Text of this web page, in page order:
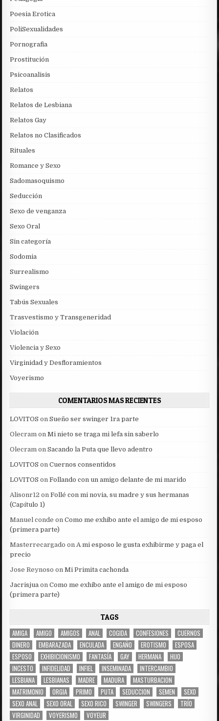
Poesia Erotica
PoliSexualidades
Pornografia
Prostitución
Psicoanalisis
Relatos
Relatos de Lesbiana
Relatos Gay
Relatos no Clasificados
Rituales
Romance y Sexo
Sadomasoquismo
Seducción
Sexo de venganza
Sexo Oral
Sin categoría
Sodomia
Surrealismo
Swingers
Tabús Sexuales
Trasvestismo y Transgeneridad
Violación
Violencia y Sexo
Virginidad y Desfloramientos
Voyerismo
COMENTARIOS MAS RECIENTES
LOVITOS onSueño ser swinger 1ra parte
Olecram onMi nieto se traga mi lefa sin saberlo
Olecram onSacando la Puta que llevo adentro
LOVITOS onCuernos consentidos
LOVITOS onFollando con un amigo delante de mi marido
Alisonr12 onFollé con mi novia, su madre y sus hermanas
(Capítulo 1)
Manuel conde onComo me exhibo ante el amigo de mi esposo
(primera parte)
Masterrecargado onA mi esposo le gusta exhibirme y paga el
precio
Jose Reynoso onMi Primita cachonda
Jacrisjua onComo me exhibo ante el amigo de mi esposo
(primera parte)
TAGS
AMIGA AMIGO AMIGOS ANAL COGIDA CONFESIONES
CUERNOS
DINERO
EMBARAZADA ENCULADA ENGAÑO EROTISMO
ESPOSA
ESPOSO
EXHIBICIONISMO FANTASÍA GAY HERMANA
HIJO
INCESTO
INFIDELIDAD INFIEL INSEMINADA
INTERCAMBIO
LESBIANA
LESBIANAS MADRE MADURA
MASTURBACION
MATRIMONIO
ORGIA PRIMO PUTA SEDUCCION SEMEN
SEXO
SEXO ANAL
SEXO ORAL SEXO RICO SWINGER SWINGERS
TRÍO
VIRGINIDAD
VOYERISMO VOYEUR